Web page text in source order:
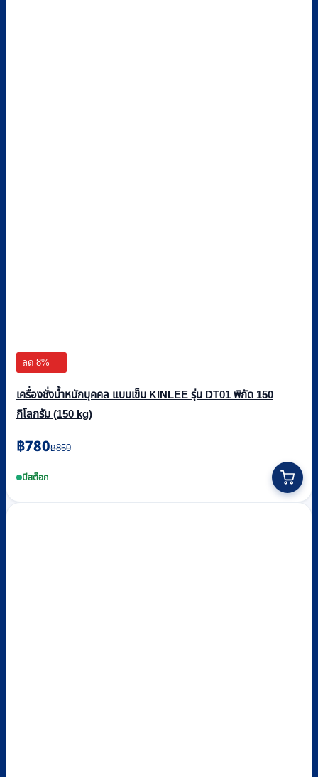
ลด 8%
เครื่องชั่งน้ำหนักบุคคล แบบเข็ม KINLEE รุ่น DT01 พิกัด 150
กิโลกรัม (150 kg)
฿850
Original
was:
฿780
Current
is:มีสต็อก